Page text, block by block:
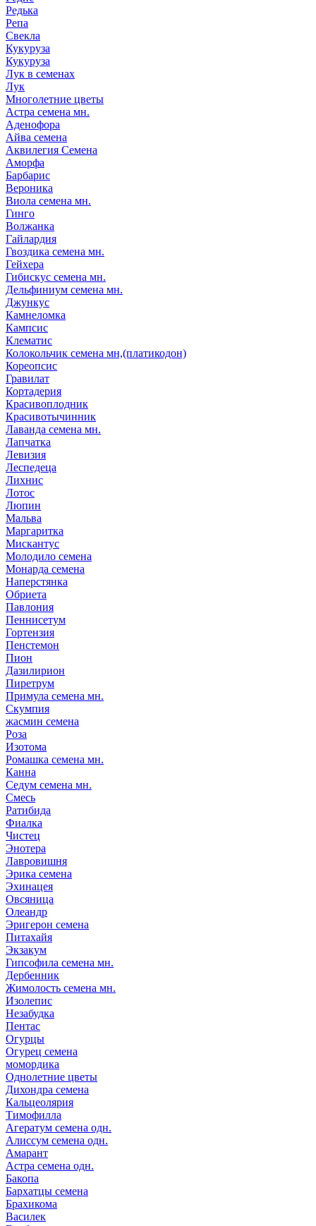
Редька
Репа
Свекла
Кукуруза
Кукуруза
Лук в семенах
Лук
Многолетние цветы
Астра семена мн.
Аденофора
Айва семена
Аквилегия Семена
Аморфа
Барбарис
Вероника
Виола семена мн.
Гинго
Волжанка
Гайлардия
Гвоздика семена мн.
Гейхера
Гибискус семена мн.
Дельфиниум семена мн.
Джункус
Камнеломка
Кампсис
Клематис
Колокольчик семена мн,(платикодон)
Кореопсис
Гравилат
Кортадерия
Красивоплодник
Красивотычинник
Лаванда семена мн.
Лапчатка
Левизия
Леспедеца
Лихнис
Лотос
Люпин
Мальва
Маргаритка
Мискантус
Молодило семена
Монарда семена
Наперстянка
Обриета
Павлония
Пеннисетум
Гортензия
Пенстемон
Пион
Дазилирион
Пиретрум
Примула семена мн.
Скумпия
жасмин семена
Роза
Изотома
Ромашка семена мн.
Канна
Седум семена мн.
Смесь
Ратибида
Фиалка
Чистец
Энотера
Лавровишня
Эрика семена
Эхинацея
Овсяница
Олеандр
Эригерон семена
Питахайя
Экзакум
Гипсофила семена мн.
Дербенник
Жимолость семена мн.
Изолепис
Незабудка
Пентас
Огурцы
Огурец семена
момордика
Однолетние цветы
Дихондра семена
Кальцеолярия
Тимофилла
Агератум семена одн.
Алиссум семена одн.
Амарант
Астра семена одн.
Бакопа
Бархатцы семена
Брахикома
Василек